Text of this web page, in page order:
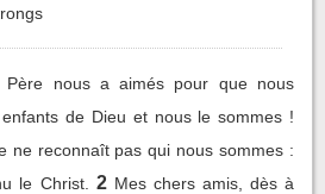
Père nous a aimés pour que nous
de Dieu et nous le sommes !
ne reconnaît pas qui nous sommes :
le Christ.
2 Mes chers amis, dès à